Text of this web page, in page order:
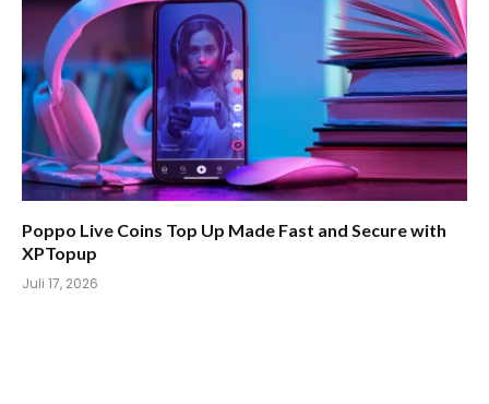
Poppo Live Coins Top Up Made Fast and Secure with
XPTopup
Juli 17, 2026